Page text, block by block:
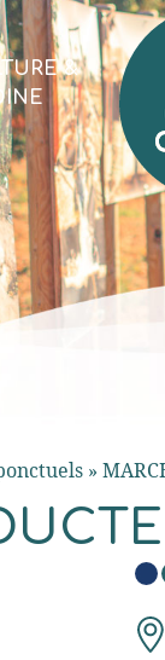
&
»